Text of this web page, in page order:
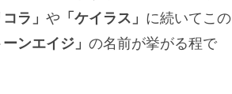
ラ」 や 「ケイラス」 に続いてこの
ーンエイジ」 の名前が挙がる程で